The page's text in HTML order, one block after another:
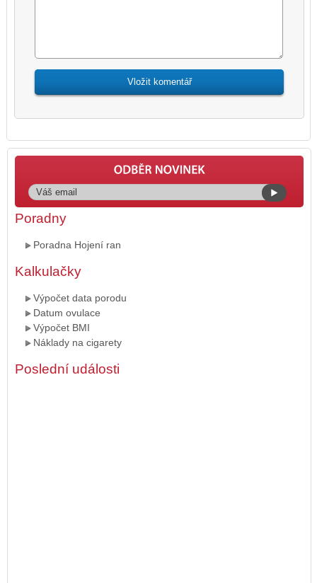
Poradny
Poradna Hojení ran
Kalkulačky
Výpočet data porodu
Datum ovulace
Výpočet BMI
Náklady na cigarety
Poslední události